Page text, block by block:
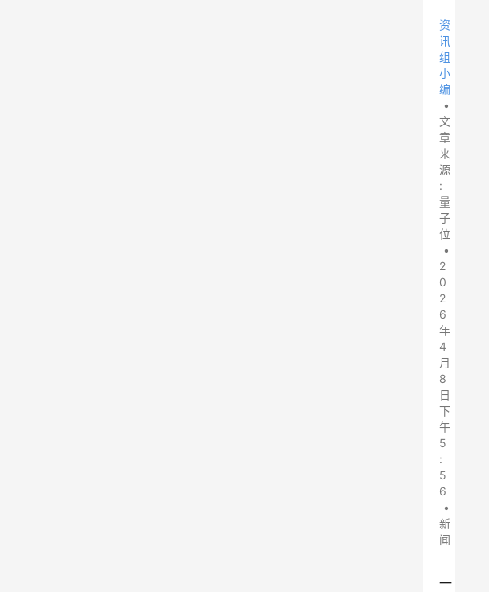
资
讯
组
小
编
•
文
章
来
源
:
量
子
位
•
2
0
2
6
年
4
月
8
日
下
午
5
:
5
6
•
新
闻
一